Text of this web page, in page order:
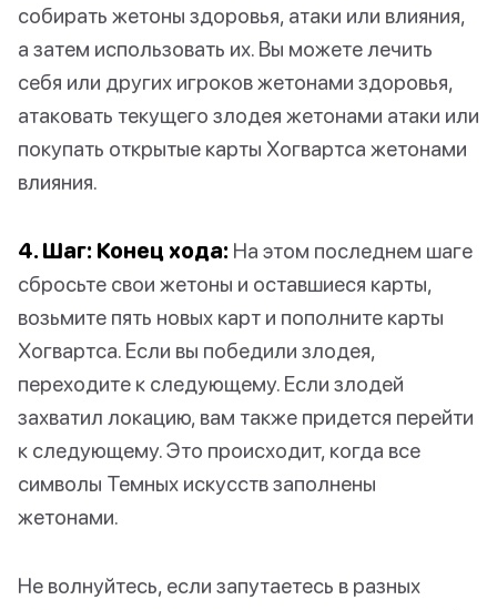
собирать жетоны здоровья, атаки или влияния,
а затем использовать их. Вы можете лечить
себя или других игроков жетонами здоровья,
атаковать текущего злодея жетонами атаки или
покупать открытые карты Хогвартса жетонами
влияния.
4. Шаг: Конец хода: На этом последнем шаге
сбросьте свои жетоны и оставшиеся карты,
возьмите пять новых карт и пополните карты
Хогвартса. Если вы победили злодея,
переходите к следующему. Если злодей
захватил локацию, вам также придется перейти
к следующему. Это происходит, когда все
символы Темных искусств заполнены
жетонами.
Не волнуйтесь, если запутаетесь в разных